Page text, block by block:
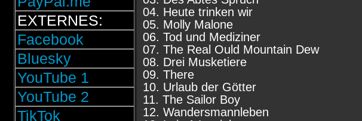
EXTERNES:
Facebook
Bluesky
YouTube 1
YouTube 2
TikTok
04. Heute trinken wir
05. Molly Malone
06. Tod und Mediziner
07. The Real Ould Mountain Dew
08. Drei Musketiere
09. There
10. Urlaub der Götter
11. The Sailor Boy
12. Wandersmannleben